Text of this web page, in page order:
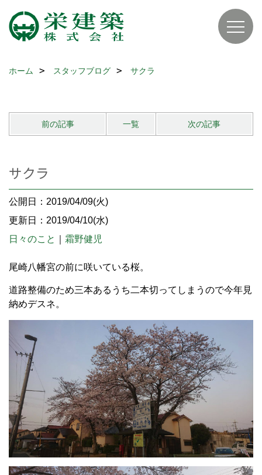
ホーム スタッフブログ サクラ
前の記事 一覧 次の記事
サクラ
公開日：2019/04/09(火)
更新日：2019/04/10(水)
日々のこと
霜野健児
尾崎八幡宮の前に咲いている桜。
道路整備のため三本あるうち二本切ってしまうので今年見
納めデスネ。